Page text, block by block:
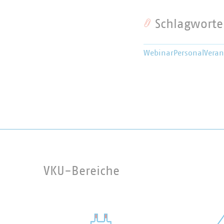
Schlagworte
WebinarPersonal
VKU-Bereiche